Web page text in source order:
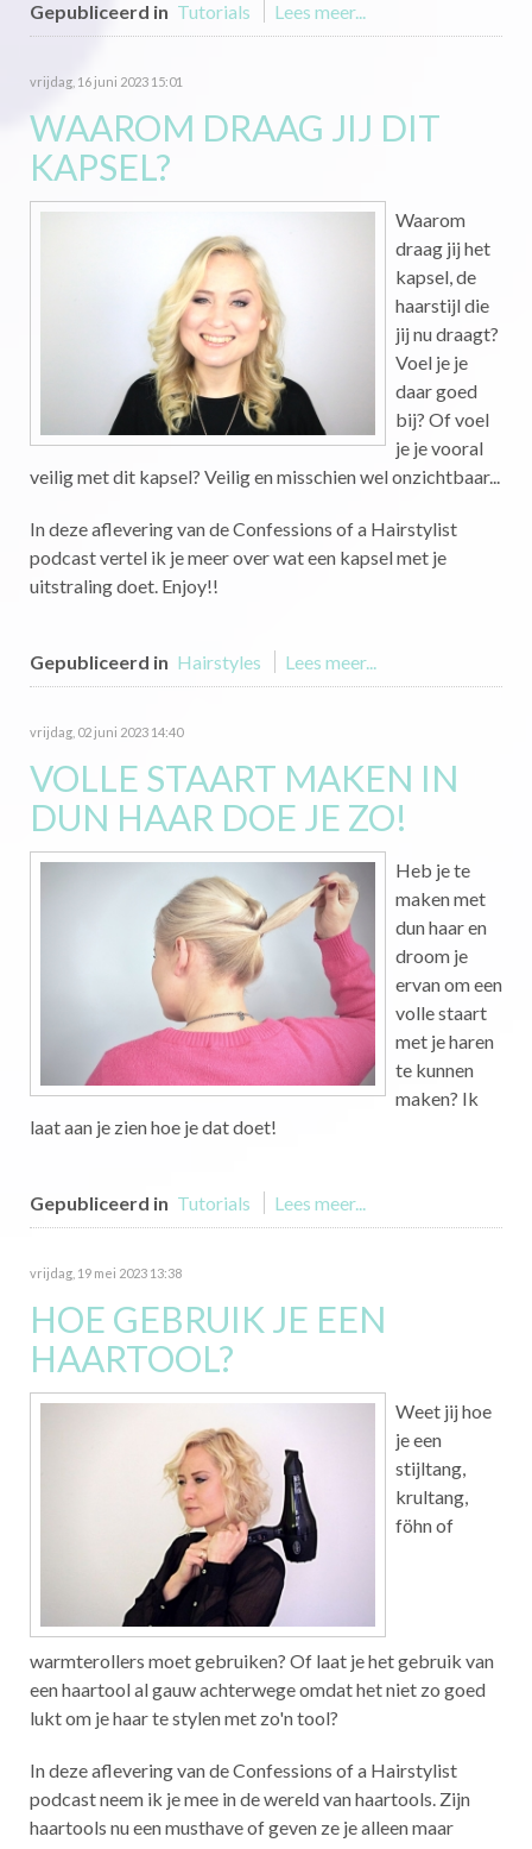
Gepubliceerd in Tutorials Lees meer...
vrijdag, 16 juni 2023 15:01
WAAROM DRAAG JIJ DIT
KAPSEL?
Waarom
draag jij het
kapsel, de
haarstijl die
jij nu draagt?
Voel je je
daar goed
bij? Of voel
je je vooral
veilig met dit kapsel? Veilig en misschien wel onzichtbaar...
In deze aflevering van de Confessions of a Hairstylist
podcast vertel ik je meer over wat een kapsel met je
uitstraling doet. Enjoy!!
Gepubliceerd in Hairstyles Lees meer...
vrijdag, 02 juni 2023 14:40
VOLLE STAART MAKEN IN
DUN HAAR DOE JE ZO!
Heb je te
maken met
dun haar en
droom je
ervan om een
volle staart
met je haren
te kunnen
maken? Ik
laat aan je zien hoe je dat doet!
Gepubliceerd in Tutorials Lees meer...
vrijdag, 19 mei 2023 13:38
HOE GEBRUIK JE EEN
HAARTOOL?
Weet jij hoe
je een
stijltang,
krultang,
föhn of
warmterollers moet gebruiken? Of laat je het gebruik van
een haartool al gauw achterwege omdat het niet zo goed
lukt om je haar te stylen met zo'n tool?
In deze aflevering van de Confessions of a Hairstylist
podcast neem ik je mee in de wereld van haartools. Zijn
haartools nu een musthave of geven ze je alleen maar